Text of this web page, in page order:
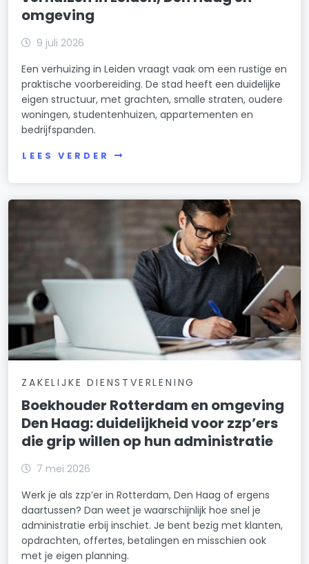
omgeving
9 juli 2026
Een verhuizing in Leiden vraagt vaak om een rustige en
praktische voorbereiding. De stad heeft een duidelijke
eigen structuur, met grachten, smalle straten, oudere
woningen, studentenhuizen, appartementen en
bedrijfspanden.
LEES VERDER
ZAKELIJKE DIENSTVERLENING
Boekhouder Rotterdam en omgeving
Den Haag: duidelijkheid voor zzp’ers
die grip willen op hun administratie
7 mei 2026
Werk je als zzp’er in Rotterdam, Den Haag of ergens
daartussen? Dan weet je waarschijnlijk hoe snel je
administratie erbij inschiet. Je bent bezig met klanten,
opdrachten, offertes, betalingen en misschien ook
met je eigen planning.